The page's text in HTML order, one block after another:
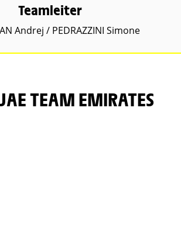
Teamleiter
Andrej / PEDRAZZINI Simone